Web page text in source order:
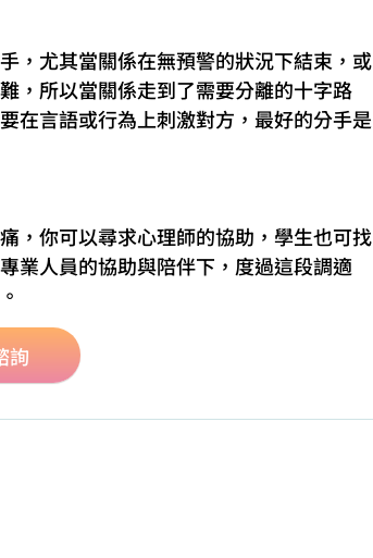
，尤其當關係在無預警的狀況下結束，或
，所以當關係走到了需要分離的十字路
在言語或行為上刺激對方，最好的分手是
，你可以尋求心理師的協助，學生也可找
業人員的協助與陪伴下，度過這段調適
詢